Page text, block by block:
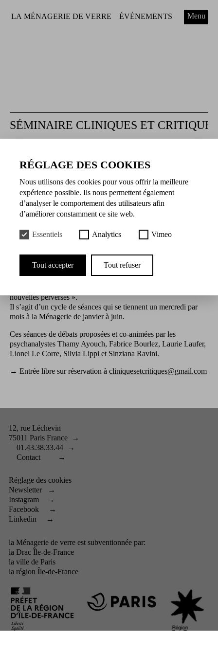
LA MÉNAGERIE DE VERRE ÉVÉNEMENTS Menu
SÉMINAIRE CLINIQUES ET CRITIQUES
Dates et horaires
25.01.2023 à 20:30
15.02.2023 à 20:30
19.04.2023 à 20:30
10.05.2023 à 20:30
Présentation
La Ménagerie de verre accueille la saison 2 des séminaires
nouvelles perverses ».
Il s’agit d’un cycle de séances qui se tiennent un mercredi par
mois à la Ménagerie de janvier à juin.
Ces séances de débats proposées et co-animées par les
psychanalystes Thamy Ayouch, Fabrice Bourlez, Laurie Laufer,
Lionel Le Corre, Silvia Lippi et Sinziana Ravini.
→ Entrée libre sur réservation à cliniquesetcritiques@gmail.com
12, rue Léchevin
75011 Paris France →
01.43.38.33.44 →
Contact →
Réglage des cookies
Newsletter →
Instagram →
Facebook →
Linkedin →
la Ménagerie de verre est subventionnée par:
la Drac Île-de-France
la ville de Paris
la région Île-de-France
RÉGLAGE DES COOKIES
Nous utilisons des cookies pour vous offrir la meilleure
expérience possible. Ils nous permettent également
d’analyser le comportement des utilisateurs afin
d’améliorer constamment ce site web.
Essentiels Analytics Vimeo
Tout accepter Tout refuser